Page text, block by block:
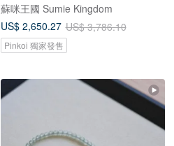
蘇咪王國 Sumie Kingdom
US$ 2,650.27 US$ 3,786.10
Pinkoi 獨家發售